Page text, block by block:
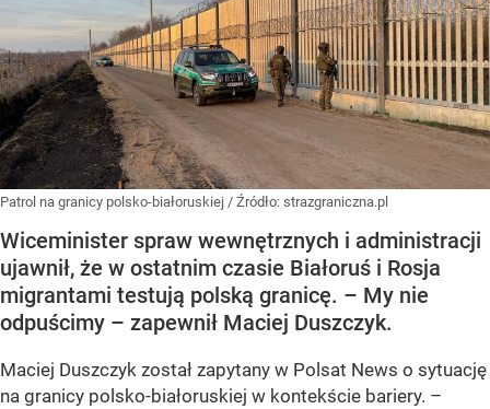
Patrol na granicy polsko-białoruskiej / Źródło: strazgraniczna.pl
Wiceminister spraw wewnętrznych i administracji
ujawnił, że w ostatnim czasie Białoruś i Rosja
migrantami testują polską granicę. – My nie
odpuścimy – zapewnił Maciej Duszczyk.
Maciej Duszczyk został zapytany w Polsat News o sytuację
na granicy polsko-białoruskiej w kontekście bariery. –